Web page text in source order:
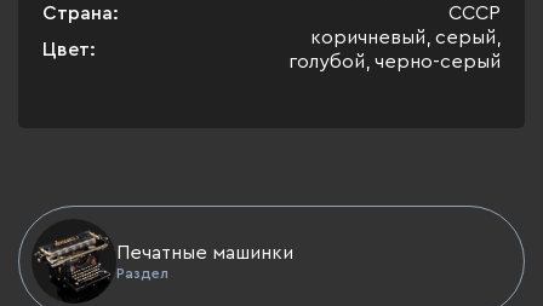
Страна:
СССР
Цвет:
коричневый, серый,
голубой, черно-серый
Печатные машинки
Раздел